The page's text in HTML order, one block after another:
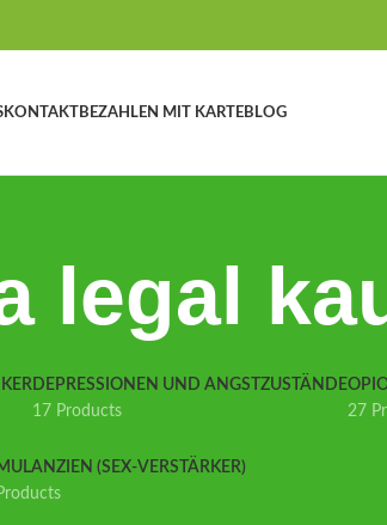
KONTAKTBEZAHLEN MIT KARTEBLOG
legal
DEPRESSIONEN UND ANGSTZUSTÄNDE
17 Products
27
(SEX-VERSTÄRKER)